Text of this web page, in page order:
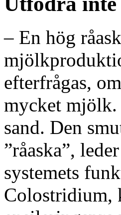
– En hög
efterfrågas,
mycket mjölk.
sand. Den
”råaska”,
systemets
Colostridium,